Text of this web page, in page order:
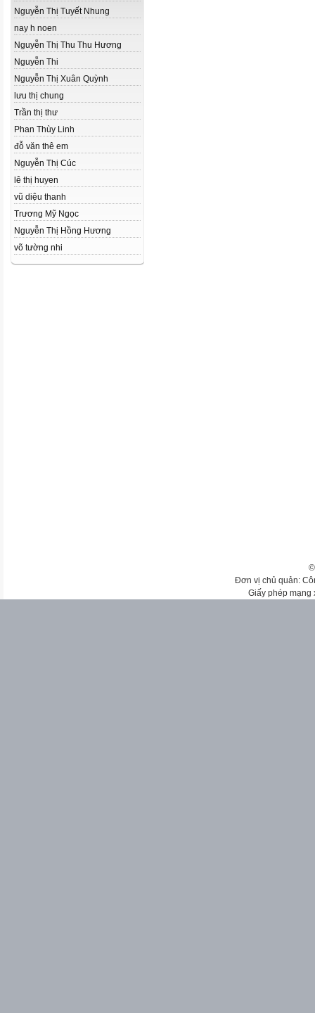
Nguyễn Thị Tuyết Nhung
nay h noen
Nguyễn Thị Thu Thu Hương
Nguyễn Thi
Nguyễn Thị Xuân Quỳnh
lưu thị chung
Trần thị thư
Phan Thùy Linh
đỗ văn thê em
Nguyễn Thị Cúc
lê thị huyen
vũ diệu thanh
Trương Mỹ Ngọc
Nguyễn Thị Hồng Hương
võ tường nhi
Đơn vị chủ quản:
Giấy phép mạng